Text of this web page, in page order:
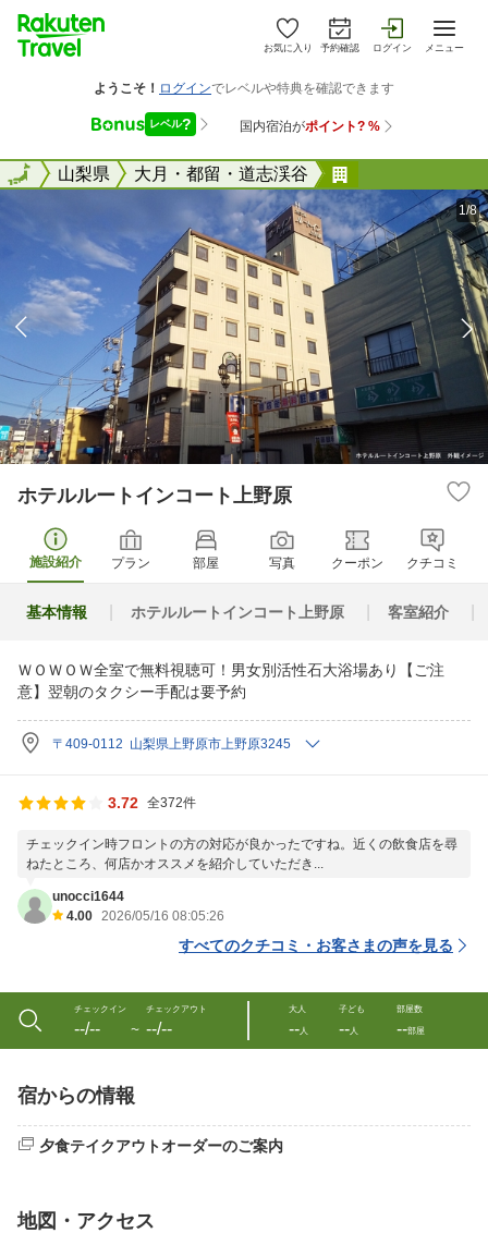
お気に入り 予約確認 ログイン メニュー
全国山梨県 大月・都留・道志渓谷
全国
1/8
ホテルルートインコート上野原
施設紹介 プラン 部屋 写真 クーポン クチコミ
基本情報 ホテルルートインコート上野原 客室紹介
ＷＯＷＯＷ全室で無料視聴可！男女別活性石大浴場あり【ご注
意】翌朝のタクシー手配は要予約
〒409-0112 山梨県上野原市上野原3245
3.72 全372件
チェックイン時フロントの方の対応が良かったですね。近くの飲食店を尋
ねたところ、何店かオススメを紹介していただき...
unocci1644
4.00 2026/05/16 08:05:26
すべてのクチコミ・お客さまの声を見る
チェックイン
--/-- 〜
チェックアウト
--/--
大人
--人
子ども
--人
部屋数
--部屋
宿からの情報
夕食テイクアウトオーダーのご案内
地図・アクセス